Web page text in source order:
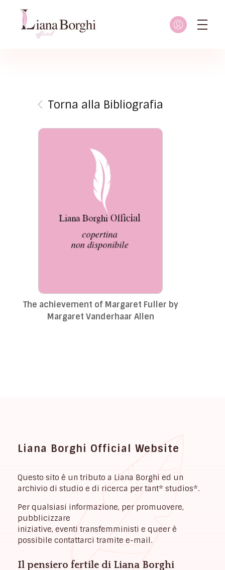
Torna alla Bibliografia
The achievement of Margaret Fuller by
Margaret Vanderhaar Allen
Liana Borghi Official Website
Questo sito è un tributo a Liana Borghi ed un
archivio di studio e di ricerca per tant* studios*.
Per qualsiasi informazione, per promuovere,
pubblicizzare
iniziative, eventi transfemministi e queer è
possibile contattarci tramite e-mail.
Il pensiero fertile di Liana Borghi